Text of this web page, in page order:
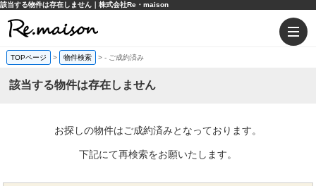
該当する物件は存在しません｜株式会社Re・maison
TOPページ > 物件検索 >- ご成約済み
該当する物件は存在しません
お探しの物件はご成約済みとなっております。
下記にて再検索をお願いたします。